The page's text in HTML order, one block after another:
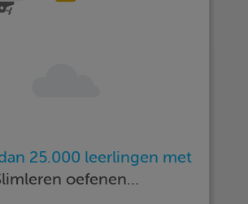
25.000 leerlingen met
oefenen…